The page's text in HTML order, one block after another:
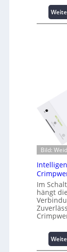
Bild:
Im
hängt